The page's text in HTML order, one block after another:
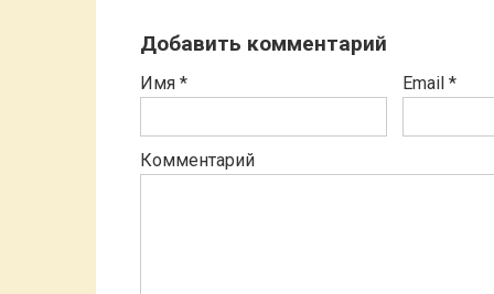
Добавить комментарий
Имя * Email *
Комментарий